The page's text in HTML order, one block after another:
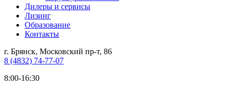
Дилеры и сервисы
Лизинг
Образование
Контакты
г. Брянск, Московский пр-т, 86
8 (4832) 74-77-07
8:00-16:30